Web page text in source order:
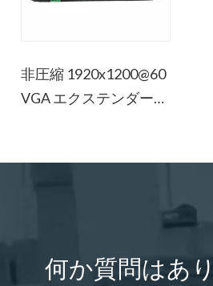
非圧縮 1920x1200@60
VGA エクステンダー
何か質問はあ